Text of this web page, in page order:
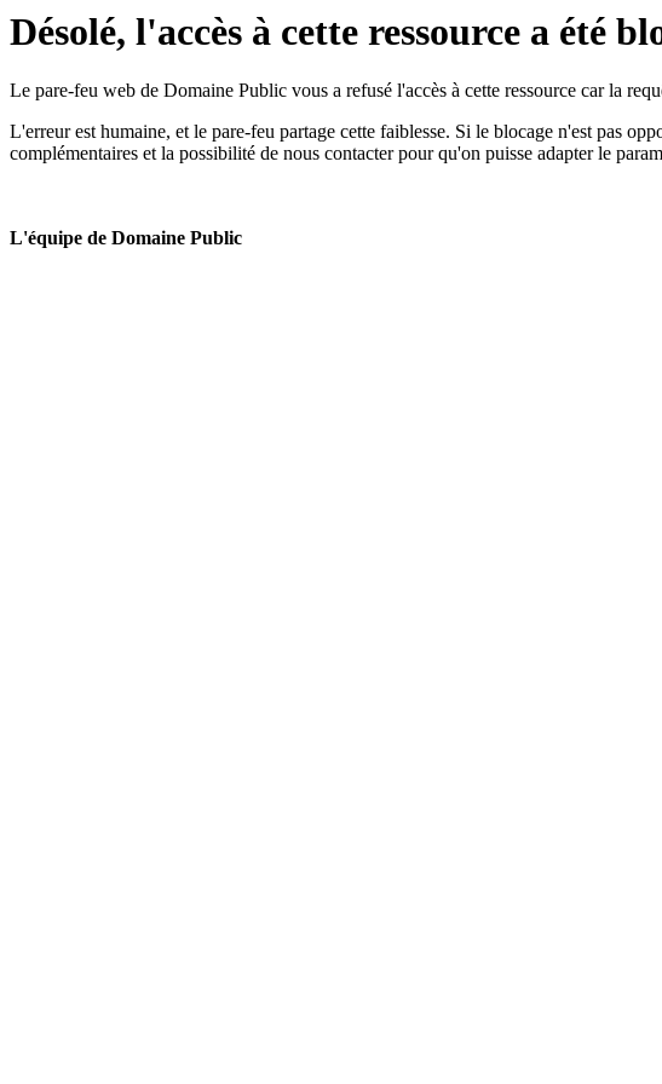
Désolé, l'accès à cette ressource a été
Le pare-feu web de Domaine Public vous a refusé l'accès à cette ressource car la
L'erreur est humaine, et le pare-feu partage cette faiblesse. Si le blocage n'est pas
complémentaires et la possibilité de nous contacter pour qu'on puisse adapter le
L'équipe de Domaine Public